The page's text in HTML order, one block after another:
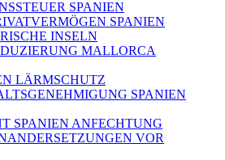
SPANIEN
SPANIEN
INSELN
MALLORCA
LÄRMSCHUTZ
SPANIEN
SPANIEN ANFECHTUNG
VOR